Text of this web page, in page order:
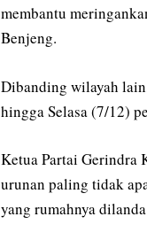
membantu
Benjeng.
Dibanding wilayah
hingga Selasa (7/12)
Ketua Partai Gerindra
urunan paling tidak
yang rumahnya